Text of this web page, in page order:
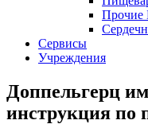
Сервисы
Учреждения
Доппельгерц
инструкция по